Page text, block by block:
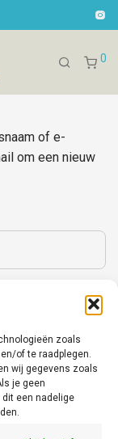
zoals
of te raadplegen.
wij gegevens zoals
je geen
een nadelige
0
of e-
om een nieuw